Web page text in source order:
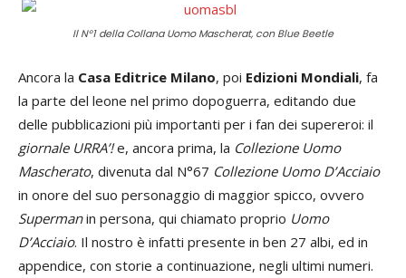
Il N°1 della Collana Uomo Mascherat, con Blue Beetle
Ancora la Casa Editrice Milano, poi Edizioni Mondiali, fa
la parte del leone nel primo dopoguerra, editando due
delle pubblicazioni più importanti per i fan dei supereroi: il
giornale URRA’!e, ancora prima, la Collezione Uomo
Mascherato, divenuta dal N°67 Collezione Uomo D’Acciaio
in onore del suo personaggio di maggior spicco, ovvero
Supermanin persona, qui chiamato proprio Uomo
D’Acciaio. Il nostro è infatti presente in ben 27 albi, ed in
appendice, con storie a continuazione, negli ultimi numeri.